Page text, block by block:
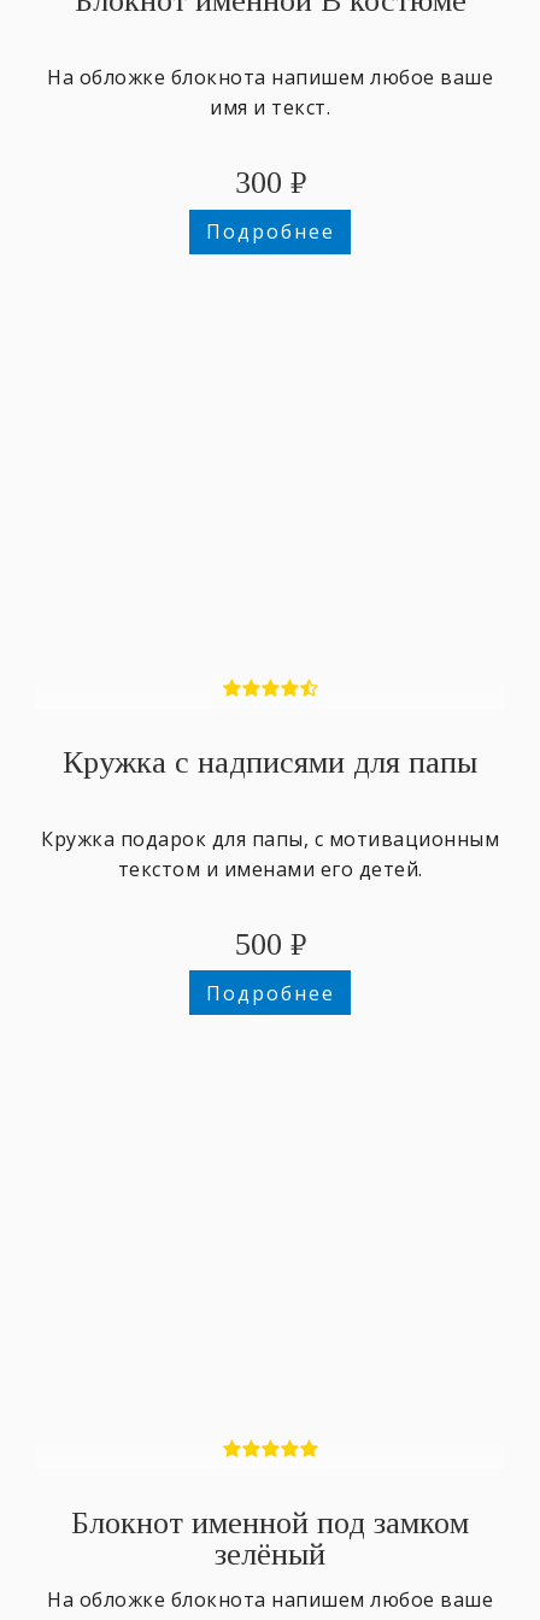
На обложке блокнота напишем любое ваше
имя и текст.
300 ₽
Подробнее
Кружка с надписями для папы
Кружка подарок для папы, с мотивационным
текстом и именами его детей.
500 ₽
Подробнее
Блокнот именной под замком
зелёный
На обложке блокнота напишем любое ваше